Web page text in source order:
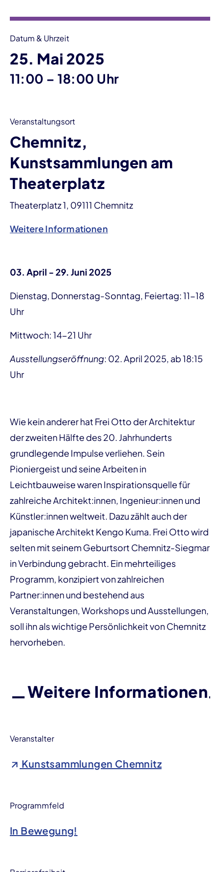
Datum & Uhrzeit
25. Mai 2025
11:00 – bis
18:00 Uhr
Veranstaltungsort
Chemnitz,
Kunstsammlungen am
Theaterplatz
Theaterplatz 1, 09111 Chemnitz
Weitere Informationen
03. April - 29. Juni 2025
Dienstag, Donnerstag-Sonntag, Feiertag: 11-18
Uhr
Mittwoch: 14-21 Uhr
Ausstellungseröffnung: 02. April 2025, ab 18:15
Uhr
Wie kein anderer hat Frei Otto der Architektur
der zweiten Hälfte des 20. Jahrhunderts
grundlegende Impulse verliehen. Sein
Pioniergeist und seine Arbeiten in
Leichtbauweise waren Inspirationsquelle für
zahlreiche Architekt:innen, Ingenieur:innen und
Künstler:innen weltweit. Dazu zählt auch der
japanische Architekt Kengo Kuma. Frei Otto wird
selten mit seinem Geburtsort Chemnitz-Siegmar
in Verbindung gebracht. Ein mehrteiliges
Programm, konzipiert von zahlreichen
Partner:innen und bestehend aus
Veranstaltungen, Workshops und Ausstellungen,
soll ihn als wichtige Persönlichkeit von Chemnitz
hervorheben.
Weitere Informationen
Veranstalter
Kunstsammlungen Chemnitz
Programmfeld
In Bewegung!